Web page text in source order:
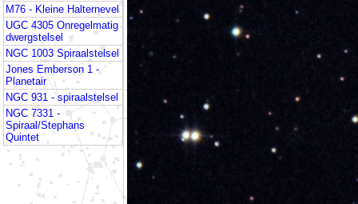
M76 - Kleine Halternevel
UGC 4305 Onregelmatig
dwergstelsel
NGC 1003 Spiraalstelsel
Jones Emberson 1 -
Planetair
NGC 931 - spiraalstelsel
NGC 7331 -
Spiraal/Stephans
Quintet